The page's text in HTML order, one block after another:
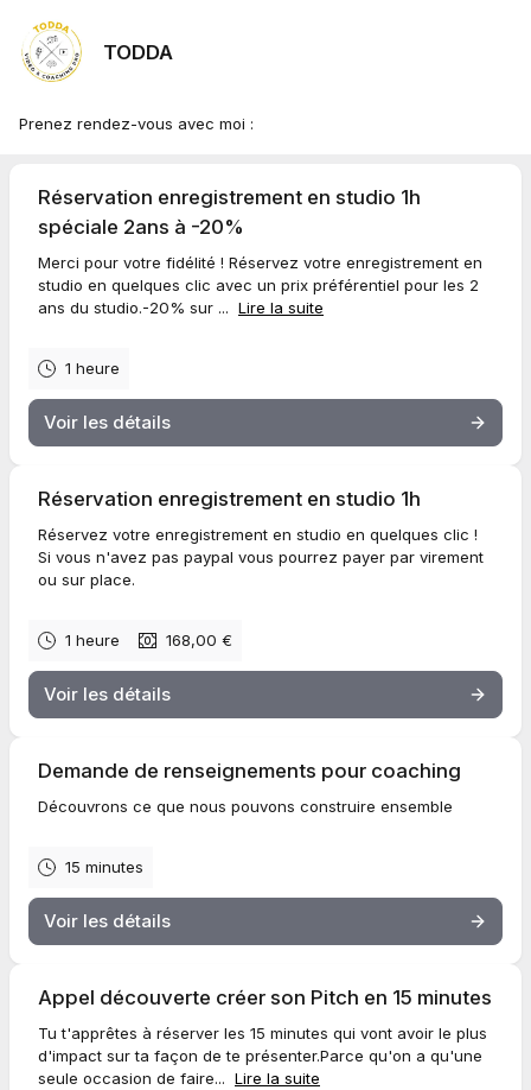
TODDA
Prenez rendez-vous avec moi :
Réservation enregistrement en studio 1h
spéciale 2ans à -20%
Merci pour votre fidélité ! Réservez votre enregistrement en
studio en quelques clic avec un prix préférentiel pour les 2
ans du studio.-20% sur ... Lire la suite
1 heure
Voir les détails
Réservation enregistrement en studio 1h
Réservez votre enregistrement en studio en quelques clic !
Si vous n'avez pas paypal vous pourrez payer par virement
ou sur place.
1 heure 168,00 €
Voir les détails
Demande de renseignements pour coaching
Découvrons ce que nous pouvons construire ensemble
15 minutes
Voir les détails
Appel découverte créer son Pitch en 15 minutes
Tu t'apprêtes à réserver les 15 minutes qui vont avoir le plus
d'impact sur ta façon de te présenter.Parce qu'on a qu'une
seule occasion de faire... Lire la suite